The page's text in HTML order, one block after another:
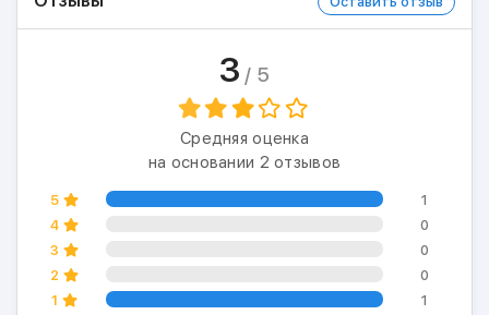
3 / 5
Средняя оценка
на основании 2 отзывов
5
1
4
0
3
0
2
0
1
1